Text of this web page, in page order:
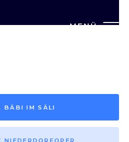
MENÜ
vor 2013
BÄBI IM SÄLI
NIEDERDORFOPER